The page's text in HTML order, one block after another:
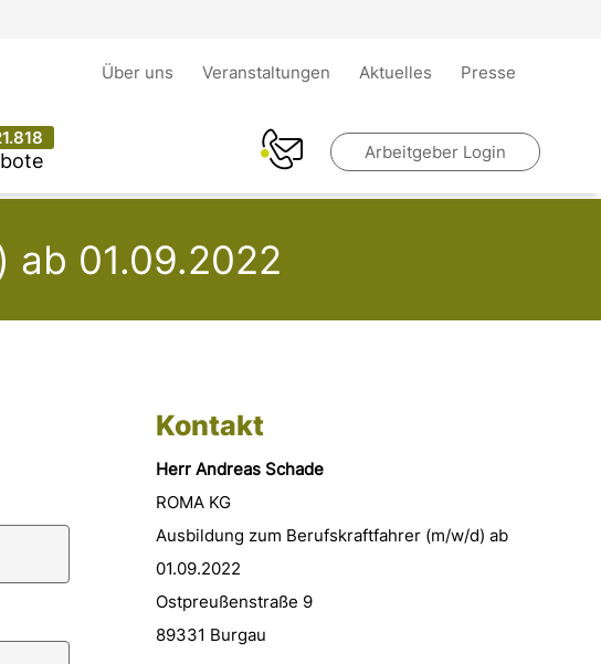
Über uns Veranstaltungen Aktuelles Presse
Arbeitgeber Login
ab 01.09.2022
Kontakt
Herr Andreas Schade
ROMA KG
Ausbildung zum Berufskraftfahrer (m/w/d) ab
01.09.2022
Ostpreußenstraße 9
89331 Burgau